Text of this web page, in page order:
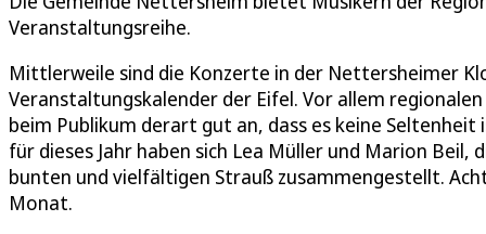
Veranstaltungsreihe.
Mittlerweile sind die Konzerte in der Nettersheimer
Veranstaltungskalender der Eifel. Vor allem
beim Publikum derart gut an, dass es keine
für dieses Jahr haben sich Lea Müller und Marion
bunten und vielfältigen Strauß zusammengestellt.
Monat.